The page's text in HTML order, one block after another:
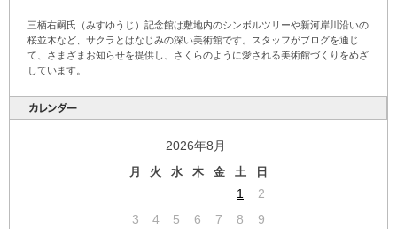
三栖右嗣氏（みすゆうじ）記念館は敷地内のシンボルツリーや新河岸川沿いの
桜並木など、サクラとはなじみの深い美術館です。スタッフがブログを通じ
て、さまざまお知らせを提供し、さくらのように愛される美術館づくりをめざ
しています。
2026年8月
月 火 水 木 金 土 日
1
2
3
4 5 6 7 8
9